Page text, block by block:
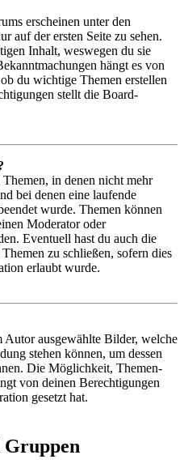
erscheinen unter den
auf der ersten Seite zu sehen.
Inhalt, weswegen du sie
hängt es von
du wichtige Themen erstellen
stellt die Board-
in denen nicht mehr
bei denen eine laufende
wurde. Themen können
Moderator oder
Eventuell hast du auch die
zu schließen, sofern dies
erlaubt wurde.
Autor ausgewählte Bilder, welche
stehen können, um dessen
Die Möglichkeit, Themen-
von deinen Berechtigungen
gesetzt hat.
Gruppen